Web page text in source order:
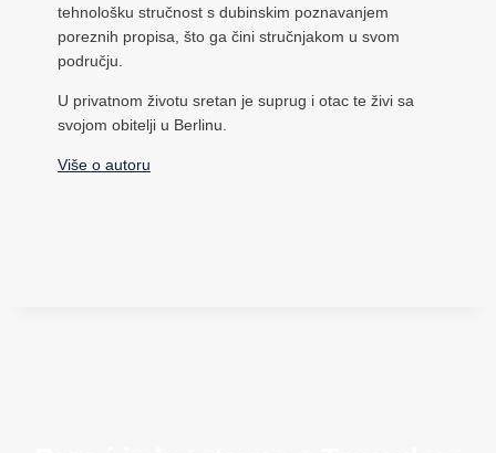
tehnološku stručnost s dubinskim poznavanjem
poreznih propisa, što ga čini stručnjakom u svom
području.
U privatnom životu sretan je suprug i otac te živi sa
svojom obitelji u Berlinu.
Više o autoru